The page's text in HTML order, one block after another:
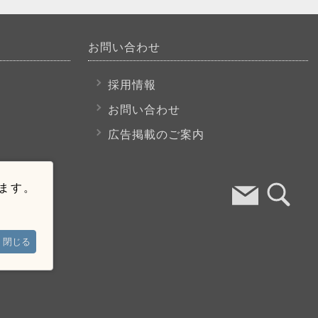
。
閉じる
お問い合わせ
採用情報
お問い合わせ
広告掲載のご案内